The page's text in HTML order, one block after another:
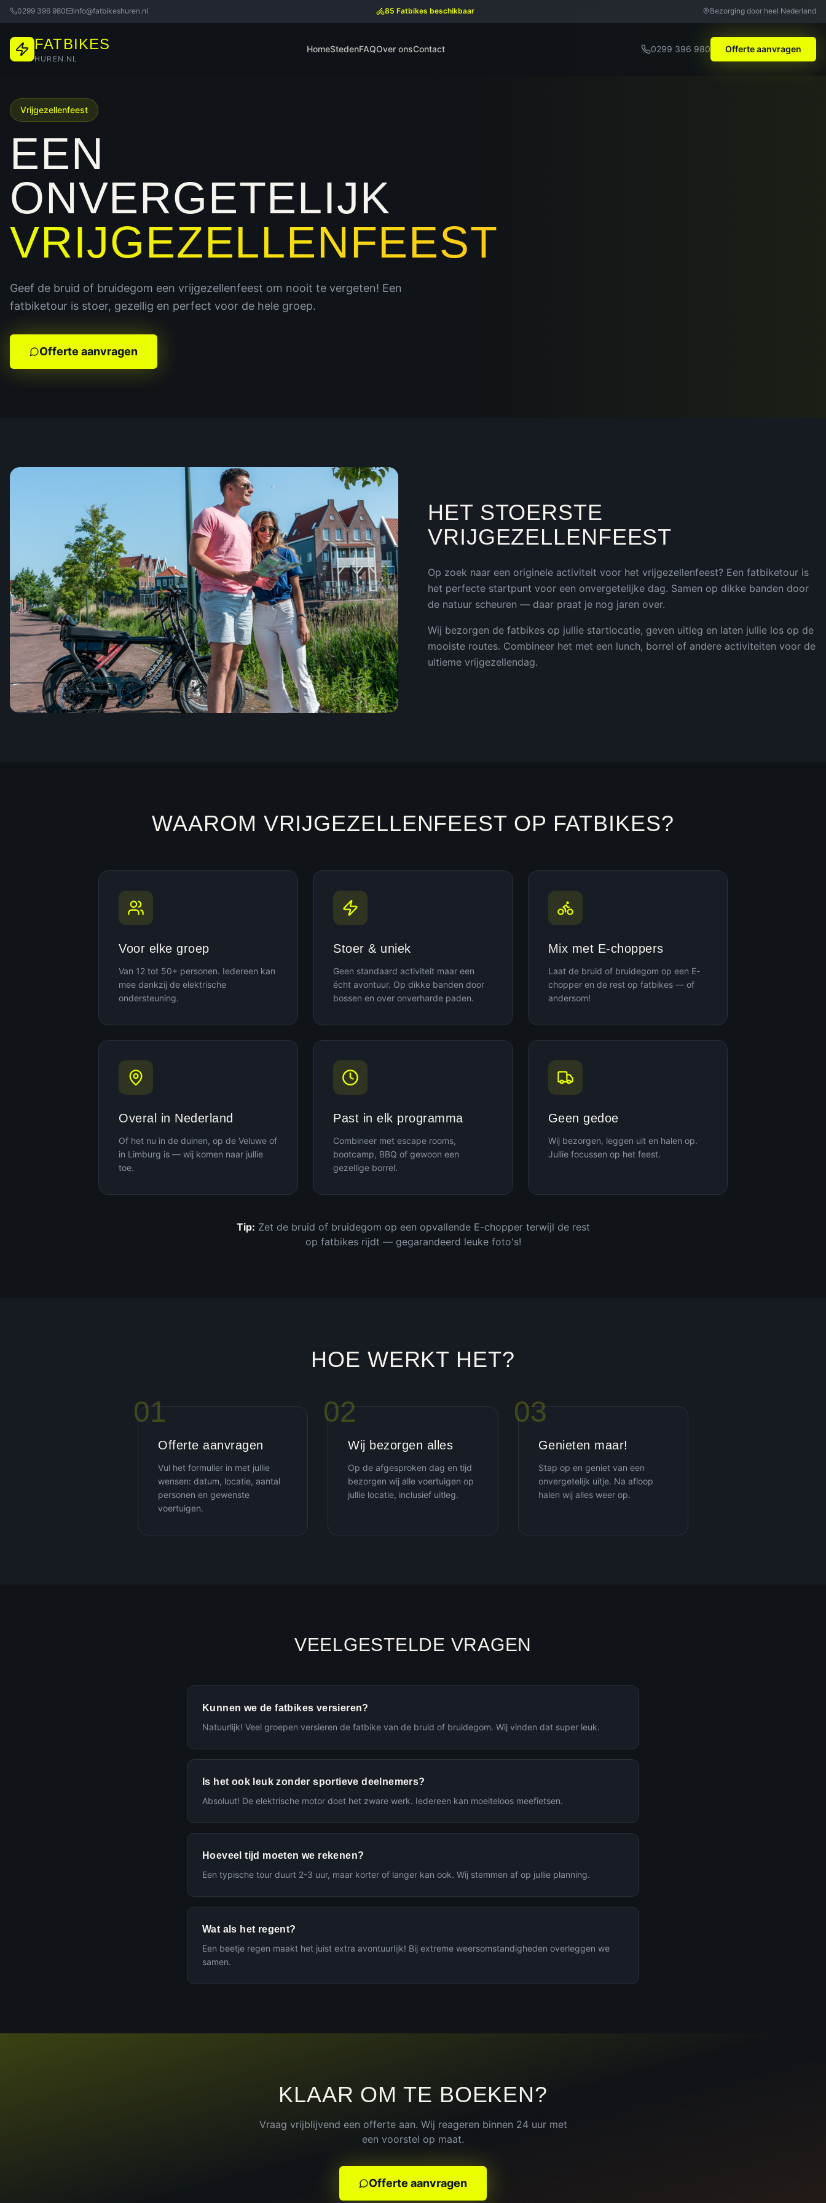
0299 396 980 info@fatbikeshuren.nl 85 Fatbikes beschikbaar Bezorging door heel Nederland
FATBIKES
HUREN.NL
HomeStedenFAQOver onsContact 0299 396 980 Offerte aanvragen
Vrijgezellenfeest
EEN
ONVERGETELIJK
VRIJGEZELLENFEEST
Geef de bruid of bruidegom een vrijgezellenfeest om nooit te vergeten! Een
fatbiketour is stoer, gezellig en perfect voor de hele groep.
Offerte aanvragen
HET STOERSTE
VRIJGEZELLENFEEST
Op zoek naar een originele activiteit voor het vrijgezellenfeest? Een fatbiketour is
het perfecte startpunt voor een onvergetelijke dag. Samen op dikke banden door
de natuur scheuren — daar praat je nog jaren over.
Wij bezorgen de fatbikes op jullie startlocatie, geven uitleg en laten jullie los op de
mooiste routes. Combineer het met een lunch, borrel of andere activiteiten voor de
ultieme vrijgezellendag.
WAAROM VRIJGEZELLENFEESTOP FATBIKES?
Voor elke groep
Van 12 tot 50+ personen. Iedereen kan
mee dankzij de elektrische
ondersteuning.
Stoer & uniek
Geen standaard activiteit maar een
écht avontuur. Op dikke banden door
bossen en over onverharde paden.
Mix met E-choppers
Laat de bruid of bruidegom op een E-
chopper en de rest op fatbikes — of
andersom!
Overal in Nederland
Of het nu in de duinen, op de Veluwe of
in Limburg is — wij komen naar jullie
toe.
Past in elk programma
Combineer met escape rooms,
bootcamp, BBQ of gewoon een
gezellige borrel.
Geen gedoe
Wij bezorgen, leggen uit en halen op.
Jullie focussen op het feest.
Tip: Zet de bruid of bruidegom op een opvallende E-chopper terwijl de rest
op fatbikes rijdt — gegarandeerd leuke foto's!
HOE WERKT HET?
01
Offerte aanvragen
Vul het formulier in met jullie
wensen: datum, locatie, aantal
personen en gewenste
voertuigen.
02
Wij bezorgen alles
Op de afgesproken dag en tijd
bezorgen wij alle voertuigen op
jullie locatie, inclusief uitleg.
03
Genieten maar!
Stap op en geniet van een
onvergetelijk uitje. Na afloop
halen wij alles weer op.
VEELGESTELDE VRAGEN
Kunnen we de fatbikes versieren?
Natuurlijk! Veel groepen versieren de fatbike van de bruid of bruidegom. Wij vinden dat super leuk.
Is het ook leuk zonder sportieve deelnemers?
Absoluut! De elektrische motor doet het zware werk. Iedereen kan moeiteloos meefietsen.
Hoeveel tijd moeten we rekenen?
Een typische tour duurt 2-3 uur, maar korter of langer kan ook. Wij stemmen af op jullie planning.
Wat als het regent?
Een beetje regen maakt het juist extra avontuurlijk! Bij extreme weersomstandigheden overleggen we
samen.
KLAAR OM TE BOEKEN?
Vraag vrijblijvend een offerte aan. Wij reageren binnen 24 uur met
een voorstel op maat.
Offerte aanvragen